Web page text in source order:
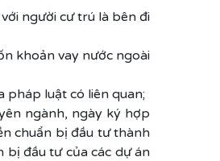
người cư trú là bên đi
khoản vay nước ngoài
pháp luật có liên quan;
ngành, ngày ký hợp
chuẩn bị đầu tư thành
bị đầu tư của các dự án